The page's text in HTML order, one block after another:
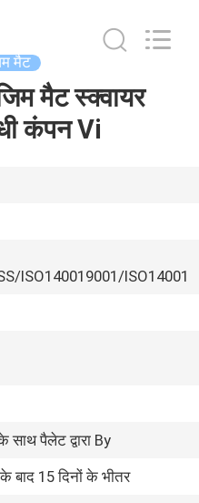
मैट
मैट स्क्वायर
कंपन Vi
ISO140019001/ISO14001
साथ पैलेट द्वारा By
बाद 15 दिनों के भीतर